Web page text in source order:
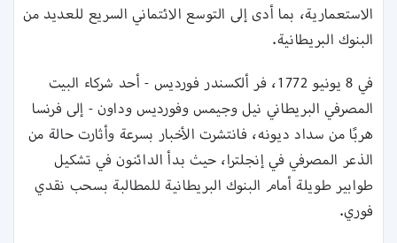
الاستعمارية، بما أدى إلى التوسع الائتماني السريع للعديد من
البنوك البريطانية.
في 8 يونيو 1772، فر ألكسندر فورديس - أحد شركاء البيت
المصرفي البريطاني نيل وجيمس وفورديس وداون - إلى فرنسا
هربًا من سداد ديونه، فانتشرت الأخبار بسرعة وأثارت حالة من
الذعر المصرفي في إنجلترا، حيث بدأ الدائنون في تشكيل
طوابير طويلة أمام البنوك البريطانية للمطالبة بسحب نقدي
فوري.